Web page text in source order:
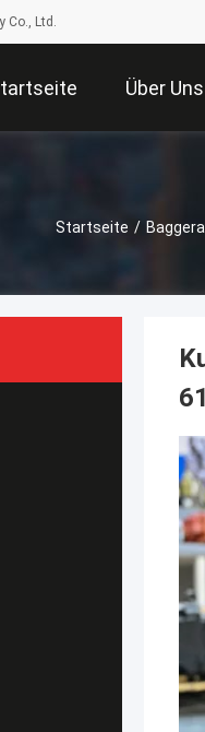
Co., Ltd.
Über Uns
Startseite /